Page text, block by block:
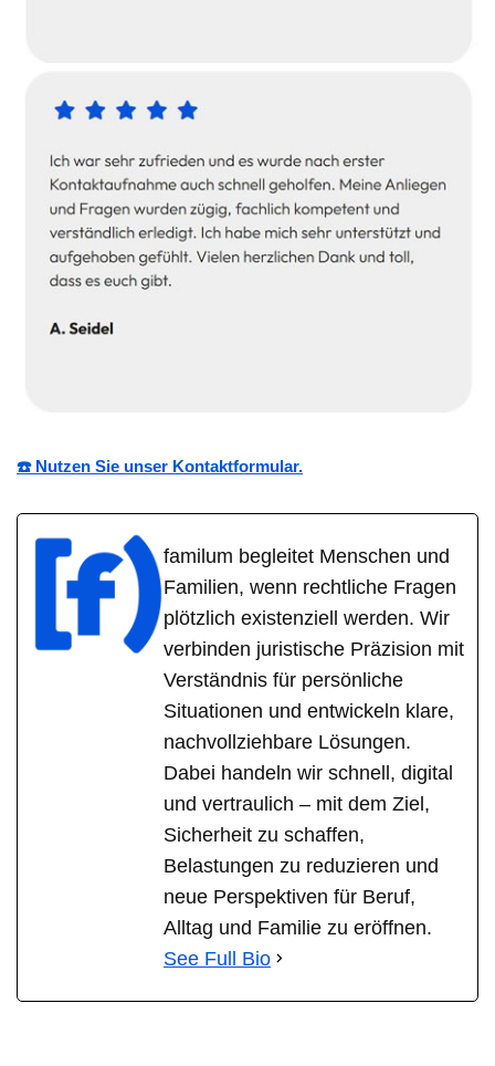
☎️ Nutzen Sie unser Kontaktformular.
familum begleitet Menschen und
Familien, wenn rechtliche Fragen
plötzlich existenziell werden. Wir
verbinden juristische Präzision mit
Verständnis für persönliche
Situationen und entwickeln klare,
nachvollziehbare Lösungen.
Dabei handeln wir schnell, digital
und vertraulich – mit dem Ziel,
Sicherheit zu schaffen,
Belastungen zu reduzieren und
neue Perspektiven für Beruf,
Alltag und Familie zu eröffnen.
See Full Bio